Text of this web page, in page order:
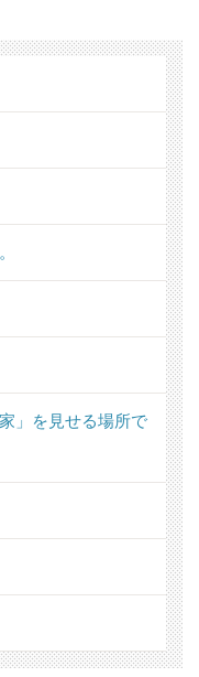
」を見せる場所で